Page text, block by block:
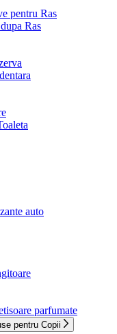
pentru Ras
Ras
auto
parfumate
pentru Copii